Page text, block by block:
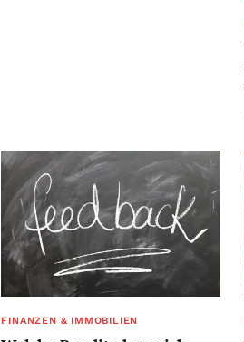
FINANZEN & IMMOBILIEN